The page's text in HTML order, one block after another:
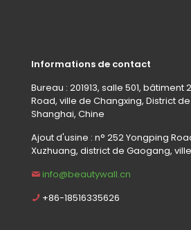
Informations de contact
Bureau : 201913, salle 501, bâtiment
Road, ville de Changxing, District
Shanghai, Chine
Ajout d'usine : n° 252 Yongping
Xuzhuang, district de Gaogang,
info@beautywall.cn
+86-18516335626